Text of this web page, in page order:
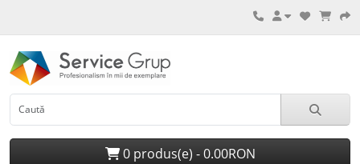
0 produs(e) - 0.00RON